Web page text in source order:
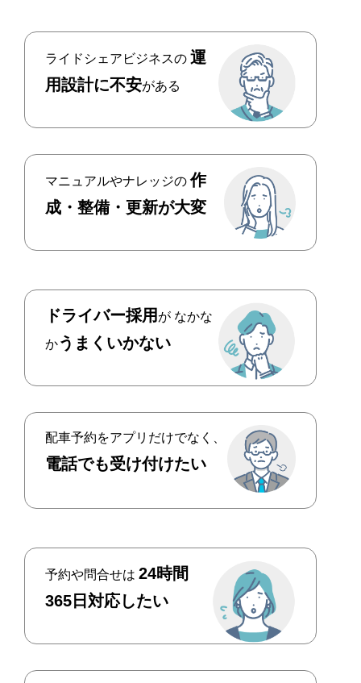
ライドシェアビジネスの 運
用設計に不安がある
マニュアルやナレッジの 作
成・整備・更新が大変
ドライバー採用 が なかな
かうまくいかない
配車予約をアプリだけでなく、
電話でも受け付けたい
予約や問合せは 24時間
365日対応したい